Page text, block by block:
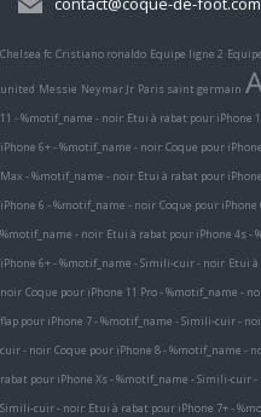
Chelsea fc Cristiano ronaldo Equipe ligne 2
united Messie Neymar Jr Paris saint germain
11 - %motif_name - noir Etui à rabat pour iPhone
iPhone 6+ - %motif_name - noir Coque pour
Max - %motif_name - noir Etui à rabat pour
iPhone 6 - %motif_name - noir Coque pour
%motif_name - noir Etui à rabat pour iPhone 4s
iPhone 6+ - %motif_name - Simili-cuir - noir Etui
noir Coque pour iPhone 11 Pro - %motif_name -
flap pour iPhone 7 - %motif_name - Simili-cuir -
cuir - noir Coque pour iPhone 8 - %motif_name -
rabat pour iPhone Xs - %motif_name - Simili-cuir
Simili-cuir - noir Etui à rabat pour iPhone 7+ -